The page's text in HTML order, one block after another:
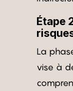
Étape
La
vise à